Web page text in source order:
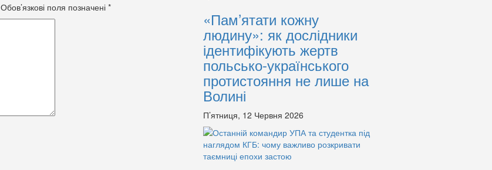
Обов’язкові поля позначені *
«Пам’ятати кожну
людину»: як дослідники
ідентифікують жертв
польсько-українського
протистояння не лише на
Волині
П’ятниця, 12 Червня 2026